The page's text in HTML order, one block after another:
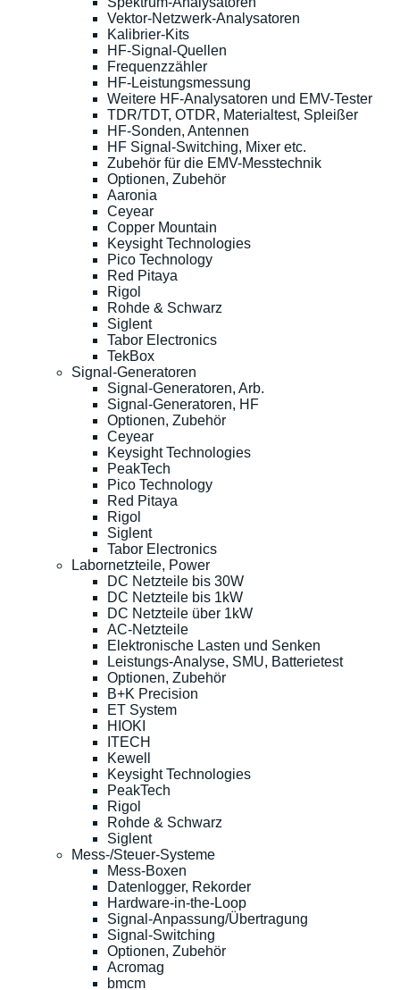
Vektor-Netzwerk-Analysatoren
Kalibrier-Kits
HF-Signal-Quellen
Frequenzzähler
HF-Leistungsmessung
Weitere HF-Analysatoren und EMV-Tester
TDR/TDT, OTDR, Materialtest, Spleißer
HF-Sonden, Antennen
HF Signal-Switching, Mixer etc.
Zubehör für die EMV-Messtechnik
Optionen, Zubehör
Aaronia
Ceyear
Copper Mountain
Keysight Technologies
Pico Technology
Red Pitaya
Rigol
Rohde & Schwarz
Siglent
Tabor Electronics
TekBox
Signal-Generatoren
Signal-Generatoren, Arb.
Signal-Generatoren, HF
Optionen, Zubehör
Ceyear
Keysight Technologies
PeakTech
Pico Technology
Red Pitaya
Rigol
Siglent
Tabor Electronics
Labornetzteile, Power
DC Netzteile bis 30W
DC Netzteile bis 1kW
DC Netzteile über 1kW
AC-Netzteile
Elektronische Lasten und Senken
Leistungs-Analyse, SMU, Batterietest
Optionen, Zubehör
B+K Precision
ET System
HIOKI
ITECH
Kewell
Keysight Technologies
PeakTech
Rigol
Rohde & Schwarz
Siglent
Mess-/Steuer-Systeme
Mess-Boxen
Datenlogger, Rekorder
Hardware-in-the-Loop
Signal-Anpassung/Übertragung
Signal-Switching
Optionen, Zubehör
Acromag
bmcm